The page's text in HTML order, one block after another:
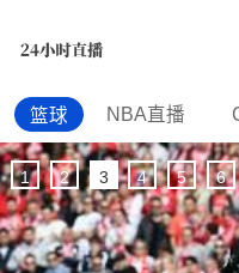
篮球 NBA直播
1 2 3 4 5 6